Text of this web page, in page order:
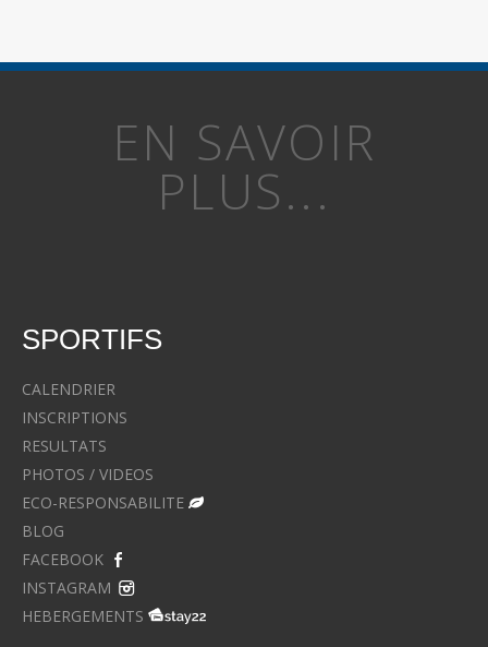
EN SAVOIR
PLUS...
SPORTIFS
CALENDRIER
INSCRIPTIONS
RESULTATS
PHOTOS / VIDEOS
ECO-RESPONSABILITE
BLOG
FACEBOOK
INSTAGRAM
HEBERGEMENTS